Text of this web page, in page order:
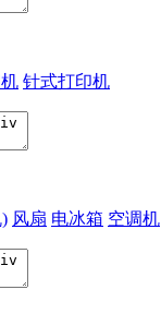
针式打印机
风扇 电冰箱 空调机